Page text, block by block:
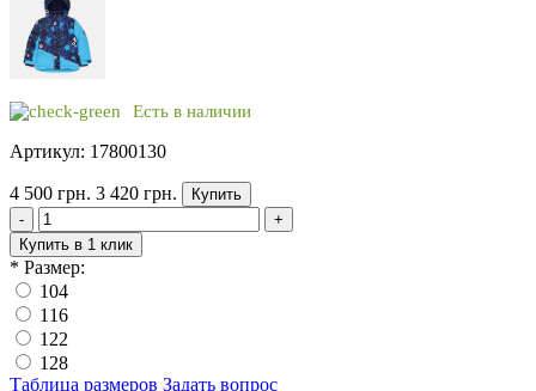
Есть в наличии
Артикул: 17800130
4 500 грн. 3 420 грн.
Купить
-
+
Купить в 1 клик
* Размер:
104
116
122
128
Таблица размеров Задать вопрос